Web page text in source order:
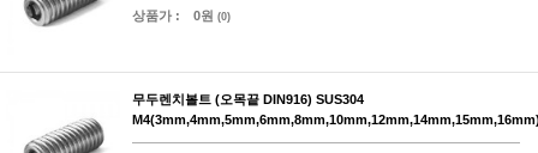
상품가 : 0원 (0)
무두렌치볼트 (오목끝 DIN916) SUS304